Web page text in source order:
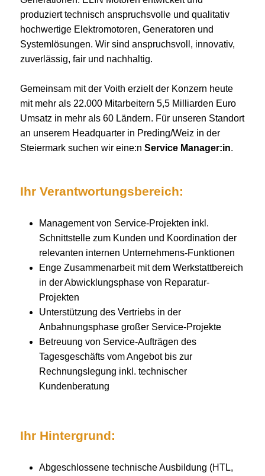
produziert technisch anspruchsvolle und qualitativ
hochwertige Elektromotoren, Generatoren und
Systemlösungen. Wir sind anspruchsvoll, innovativ,
zuverlässig, fair und nachhaltig.
Gemeinsam mit der Voith erzielt der Konzern heute
mit mehr als 22.000 Mitarbeitern 5,5 Milliarden Euro
Umsatz in mehr als 60 Ländern. Für unseren Standort
an unserem Headquarter in Preding/Weiz in der
Steiermark suchen wir eine:n Service Manager:in.
Ihr Verantwortungsbereich:
Management von Service-Projekten inkl.
Schnittstelle zum Kunden und Koordination der
relevanten internen Unternehmens-Funktionen
Enge Zusammenarbeit mit dem Werkstattbereich
in der Abwicklungsphase von Reparatur-
Projekten
Unterstützung des Vertriebs in der
Anbahnungsphase großer Service-Projekte
Betreuung von Service-Aufträgen des
Tagesgeschäfts vom Angebot bis zur
Rechnungslegung inkl. technischer
Kundenberatung
Ihr Hintergrund:
Abgeschlossene technische Ausbildung (HTL,